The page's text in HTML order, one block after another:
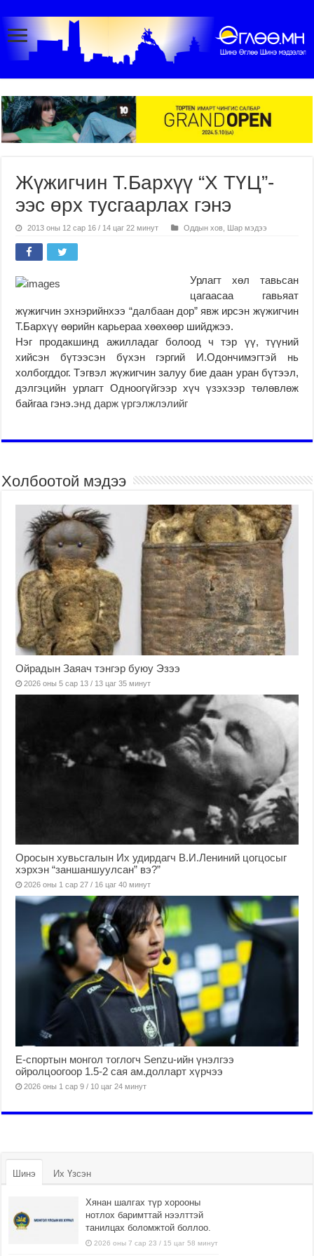
Жүжигчин Т.Бархүү “Х ТҮЦ”-
ээс өрх тусгаарлах гэнэ
2013 оны 12 сар 16 / 14 цаг 22 минут Оддын хов Шар мэдээ
Урлагт хөл тавьсан
цагаасаа гавьяат
жүжигчин эхнэрийнхээ “далбаан дор” явж ирсэн жүжигчин
Т.Бархүү өөрийн карьераа хөөхөөр шийджээ.
Нэг продакшинд ажилладаг болоод ч тэр үү, түүний
хийсэн бүтээсэн бүхэн гэргий И.Одончимэгтэй нь
холбогддог. Тэгвэл жүжигчин залуу бие даан уран бүтээл,
дэлгэцийн урлагт Одноогүйгээр хүч үзэхээр төлөвлөж
байгаа гэнэ.энд дарж үргэлжлэлийг
Холбоотой мэдээ
Ойрадын Заяач тэнгэр буюу Эзээ
2026 оны 5 сар 13 / 13 цаг 35 минут
Оросын хувьсгалын Их удирдагч В.И.Лениний цогцосыг
хэрхэн “заншаншуулсан” вэ?”
2026 оны 1 сар 27 / 16 цаг 40 минут
Е-спортын монгол тоглогч Senzu-ийн үнэлгээ
ойролцоогоор 1.5-2 сая ам.долларт хүрчээ
2026 оны 1 сар 9 / 10 цаг 24 минут
Шинэ Их Үзсэн
Хянан шалгах түр хорооны
нотлох баримттай нээлттэй
танилцах боломжтой боллоо.
2026 оны 7 сар 23 / 15 цаг 58 минут